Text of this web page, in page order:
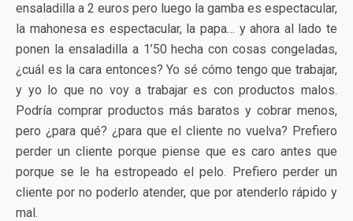
ensaladilla a 2 euros pero luego la gamba es espectacular,
la mahonesa es espectacular, la papa… y ahora al lado te
ponen la ensaladilla a 1’50 hecha con cosas congeladas,
¿cuál es la cara entonces? Yo sé cómo tengo que trabajar,
y yo lo que no voy a trabajar es con productos malos.
Podría comprar productos más baratos y cobrar menos,
pero ¿para qué? ¿para que el cliente no vuelva? Prefiero
perder un cliente porque piense que es caro antes que
porque se le ha estropeado el pelo. Prefiero perder un
cliente por no poderlo atender, que por atenderlo rápido y
mal.